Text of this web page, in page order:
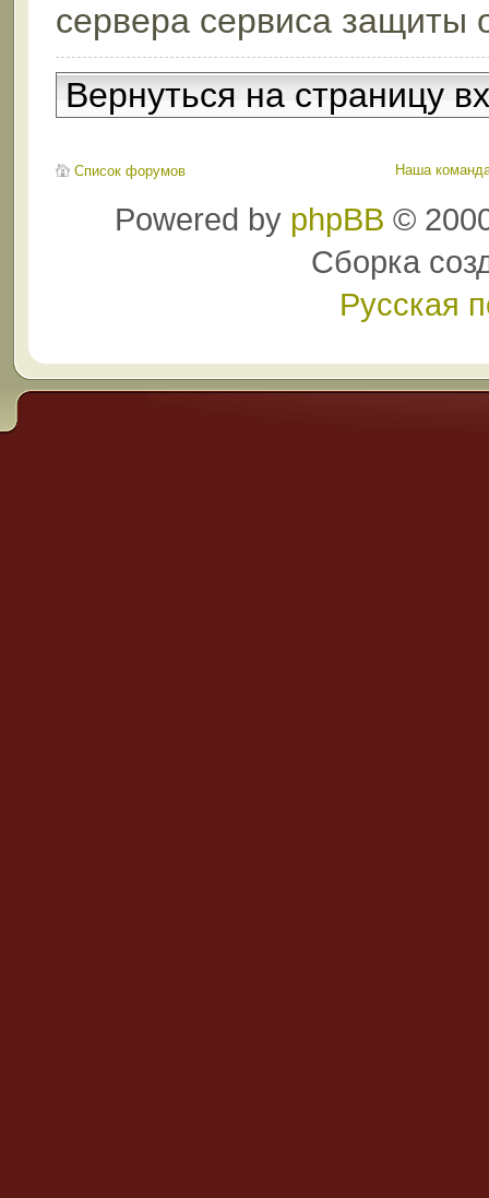
сервера сервиса защиты
Вернуться на страницу
Список форумов Наша
Powered by phpBB ©
Сборка
Русская